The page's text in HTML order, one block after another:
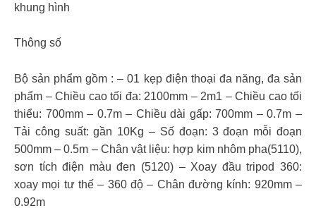
khung hình
Thông số
Bộ sản phẩm gồm : – 01 kẹp điện thoại đa năng, đa sản
phẩm – Chiều cao tối đa: 2100mm – 2m1 – Chiều cao tối
thiểu: 700mm – 0.7m – Chiều dài gấp: 700mm – 0.7m –
Tải công suất: gần 10Kg – Số đoạn: 3 đoạn mỗi đoạn
500mm – 0.5m – Chân vật liệu: hợp kim nhôm pha(5110),
sơn tích điện màu đen (5120) – Xoay đầu tripod 360:
xoay mọi tư thế – 360 độ – Chân đường kính: 920mm –
0.92m